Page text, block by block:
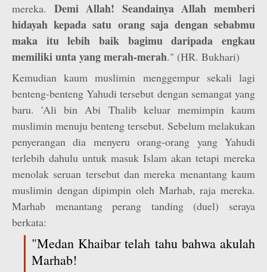
mereka. Demi Allah! Seandainya Allah memberi
hidayah kepada satu orang saja dengan sebabmu
maka itu lebih baik bagimu daripada engkau
memiliki unta yang merah-merah." (HR. Bukhari)
Kemudian kaum muslimin menggempur sekali lagi
benteng-benteng Yahudi tersebut dengan semangat yang
baru. 'Ali bin Abi Thalib keluar memimpin kaum
muslimin menuju benteng tersebut. Sebelum melakukan
penyerangan dia menyeru orang-orang yang Yahudi
terlebih dahulu untuk masuk Islam akan tetapi mereka
menolak seruan tersebut dan mereka menantang kaum
muslimin dengan dipimpin oleh Marhab, raja mereka.
Marhab menantang perang tanding (duel) seraya
berkata:
"Medan Khaibar telah tahu bahwa akulah
Marhab!